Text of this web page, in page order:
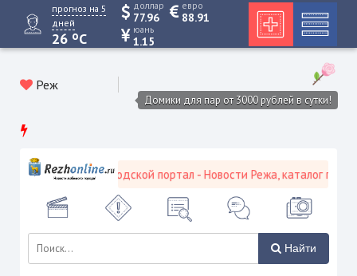
прогноз на 5
дней
26 oC
доллар
77.96
евро
88.91
юань
1.15
Реж
Домики для пар от 3000 рублей в сутки!
Режевской городской портал - Новости Режа, каталог
Найти